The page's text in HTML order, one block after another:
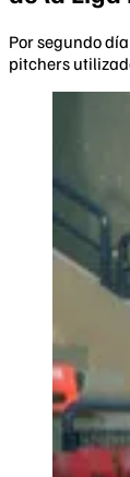
Por segundo
pitchers